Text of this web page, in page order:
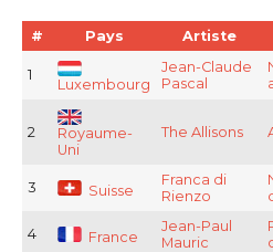
# Pays Artiste
1
Luxembourg
Jean-Claude
Pascal
2
Royaume-
Uni
The Allisons
3 Suisse
Franca di
Rienzo
4 France
Jean-Paul
Mauric